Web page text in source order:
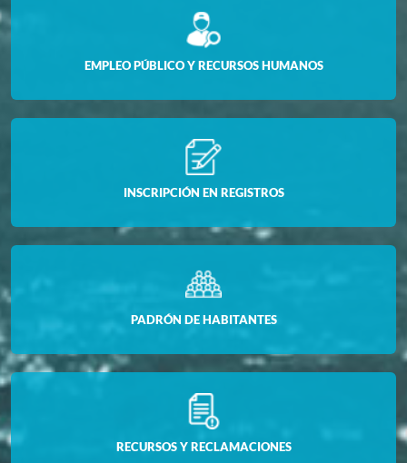
EMPLEO PÚBLICO Y RECURSOS HUMANOS
INSCRIPCIÓN EN REGISTROS
PADRÓN DE HABITANTES
RECURSOS Y RECLAMACIONES